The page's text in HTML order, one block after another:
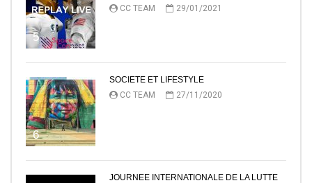
5
CC TEAM 29/01/2021
6
SOCIETE ET LIFESTYLE
CC TEAM
27/11/2020
JOURNEE INTERNATIONALE DE LA LUTTE